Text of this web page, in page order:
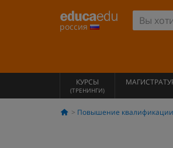
россия
КУРСЫ
(ТРЕНИНГИ)
Повышение квалификации